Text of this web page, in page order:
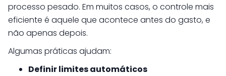
processo pesado. Em muitos casos, o controle mais
eficiente é aquele que acontece antes do gasto, e
não apenas depois.
Algumas práticas ajudam:
Definir limites automáticos